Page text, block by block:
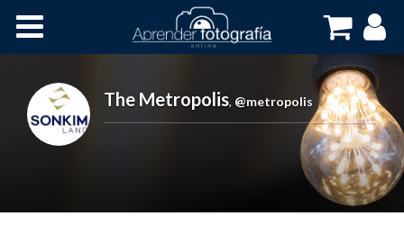
Cursos OnLine
The Metropolis, @metropolis